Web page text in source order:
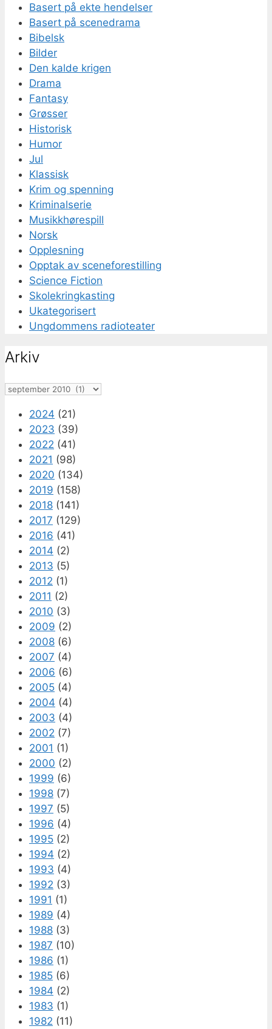
Basert på ekte hendelser
Basert på scenedrama
Bibelsk
Bilder
Den kalde krigen
Drama
Fantasy
Grøsser
Historisk
Humor
Jul
Klassisk
Krim og spenning
Kriminalserie
Musikkhørespill
Norsk
Opplesning
Opptak av sceneforestilling
Science Fiction
Skolekringkasting
Ukategorisert
Ungdommens radioteater
Arkiv
Arkiv
2024 (21)
2023 (39)
2022 (41)
2021 (98)
2020 (134)
2019 (158)
2018 (141)
2017 (129)
2016 (41)
2014 (2)
2013 (5)
2012 (1)
2011 (2)
2010 (3)
2009 (2)
2008 (6)
2007 (4)
2006 (6)
2005 (4)
2004 (4)
2003 (4)
2002 (7)
2001 (1)
2000 (2)
1999 (6)
1998 (7)
1997 (5)
1996 (4)
1995 (2)
1994 (2)
1993 (4)
1992 (3)
1991 (1)
1989 (4)
1988 (3)
1987 (10)
1986 (1)
1985 (6)
1984 (2)
1983 (1)
1982 (11)